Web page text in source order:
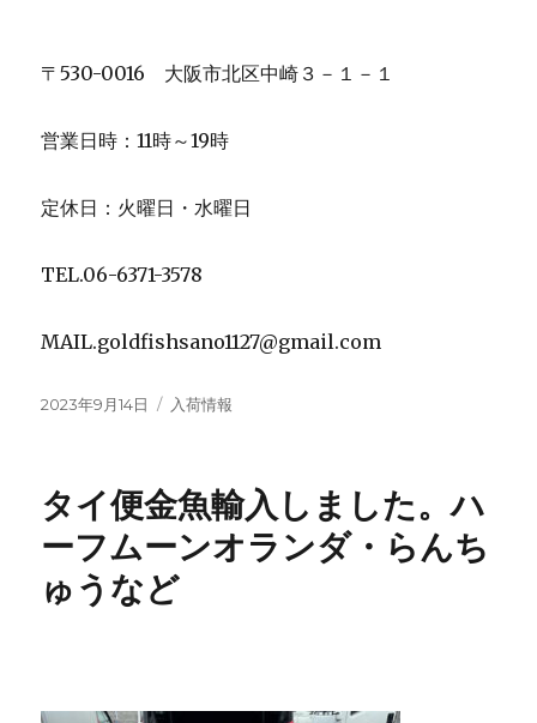
〒530-0016 大阪市北区中崎３－１－１
営業日時：11時～19時
定休日：火曜日・水曜日
TEL.06-6371-3578
MAIL.goldfishsano1127@gmail.com
投
2023年9月14日
カ
ー
入荷情報
タイ便金魚輸入しました。ハ
ーフムーンオランダ・らんち
ゅうなど